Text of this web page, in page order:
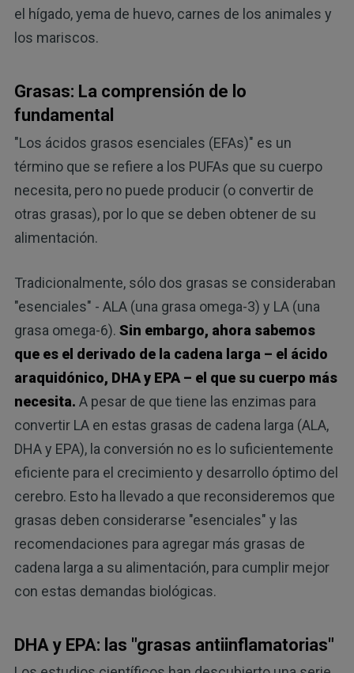
el hígado, yema de huevo, carnes de los animales y
los mariscos.
Grasas: La comprensión de lo
fundamental
"Los ácidos grasos esenciales (EFAs)" es un
término que se refiere a los PUFAs que su cuerpo
necesita, pero no puede producir (o convertir de
otras grasas), por lo que se deben obtener de su
alimentación.
Tradicionalmente, sólo dos grasas se consideraban
"esenciales" - ALA (una grasa omega-3) y LA (una
grasa omega-6). Sin embargo, ahora sabemos
que es el derivado de la cadena larga – el ácido
araquidónico, DHA y EPA – el que su cuerpo más
necesita. A pesar de que tiene las enzimas para
convertir LA en estas grasas de cadena larga (ALA,
DHA y EPA), la conversión no es lo suficientemente
eficiente para el crecimiento y desarrollo óptimo del
cerebro. Esto ha llevado a que reconsideremos que
grasas deben considerarse "esenciales" y las
recomendaciones para agregar más grasas de
cadena larga a su alimentación, para cumplir mejor
con estas demandas biológicas.
DHA y EPA: las "grasas antiinflamatorias"